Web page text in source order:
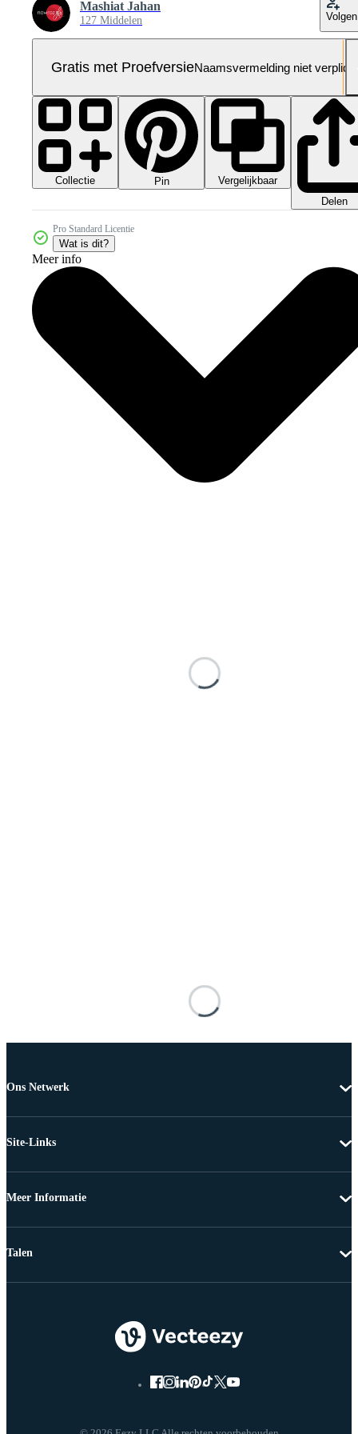
Mashiat Jahan
127 Middelen Volgen
Gratis met ProefversieNaamsvermelding niet verplicht
Collectie Pin
Vergelijkbaar
Delen
Pro Standard Licentie
Wat is dit?
Meer info
Ons Netwerk
Site-Links
Meer Informatie
Talen